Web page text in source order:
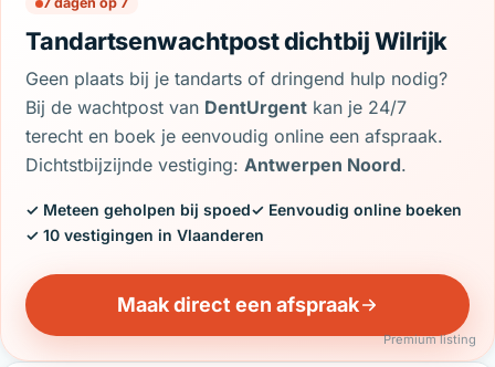
Tandartsenwachtpost dichtbij Wilrijk
Geen plaats bij je tandarts of dringend hulp nodig?
Bij de wachtpost van DentUrgent kan je 24/7
terecht en boek je eenvoudig online een afspraak.
Dichtstbijzijnde vestiging:Antwerpen Noord.
✓ Meteen geholpen bij spoed✓ Eenvoudig online boeken
✓ 10 vestigingen in Vlaanderen
Maak direct een afspraak
Premium listing